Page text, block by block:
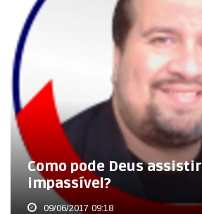
Como pode Deus assistir
impassível?
09/06/2017 09:18